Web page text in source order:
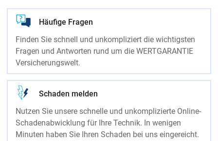
Häufige Fragen
Finden Sie schnell und unkompliziert die wichtigsten
Fragen und Antworten rund um die WERTGARANTIE
Versicherungswelt.
Schaden melden
Nutzen Sie unsere schnelle und unkomplizierte Online-
Schadenabwicklung für Ihre Technik. In wenigen
Minuten haben Sie Ihren Schaden bei uns eingereicht.